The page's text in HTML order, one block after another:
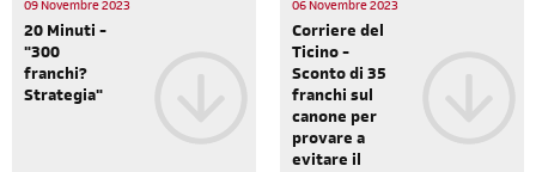
09 Novembre 2023
20 Minuti -
"300
franchi?
Strategia"
06 Novembre 2023
Corriere del
Ticino -
Sconto di 35
franchi sul
canone per
provare a
evitare il